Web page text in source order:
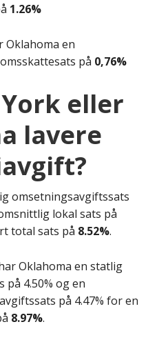
1.26%
Oklahoma en
på 0,76%
eller
lavere
omsetningsavgiftssats
lokal sats på
total sats på 8.52%.
Oklahoma en statlig
4.50% og en
på 4.47% for en
8.97%.